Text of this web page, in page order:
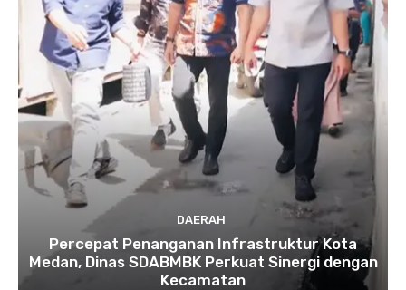
DAERAH
Percepat Penanganan Infrastruktur Kota
Medan, Dinas SDABMBK Perkuat Sinergi dengan
Kecamatan